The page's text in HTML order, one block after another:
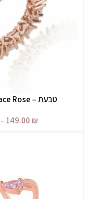
בחר אפשרויותטבעת – Glowing Embrace Rose
149.00 ₪
–